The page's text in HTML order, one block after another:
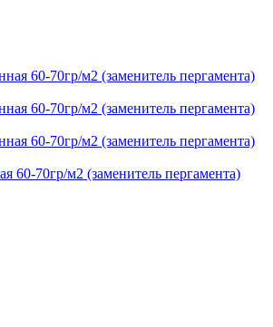
60-70гр/м2 (заменитель пергамента)